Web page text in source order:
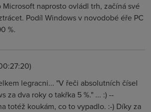
naprosto ovládl trh, začíná své
Podíl Windows v novodobé éře PC
%.
legracni... "V řeči absolutních čísel
za dva roky o takřka 5 %." ... :) --
totéž koukám, co to vypadlo. :-) Díky za